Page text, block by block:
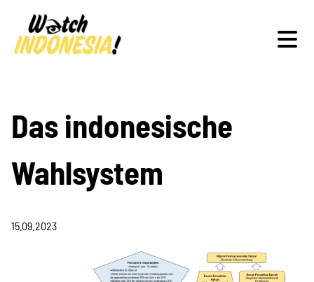
Schwerpunkte
Veranstaltungen
Publikationen
Das indonesische
Wahlsystem
15.09.2023